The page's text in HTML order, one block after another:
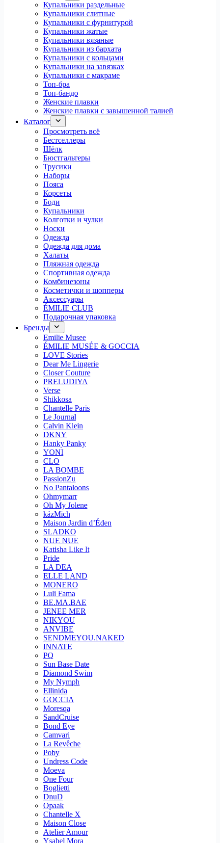
Купальники раздельные
Купальники слитные
Купальники с фурнитурой
Купальники жатые
Купальники вязаные
Купальники из бархата
Купальники с кольцами
Купальники на завязках
Купальники с макраме
Топ-бра
Топ-бандо
Женские плавки
Женские плавки с завышенной талией
Каталог
Просмотреть всё
Бестселлеры
Шёлк
Бюстгальтеры
Трусики
Наборы
Пояса
Корсеты
Боди
Купальники
Колготки и чулки
Носки
Одежда
Одежда для дома
Халаты
Пляжная одежда
Спортивная одежда
Комбинезоны
Косметички и шопперы
Аксессуары
ÉMILIE CLUB
Подарочная упаковка
Бренды
Emilie Musee
ÉMILIE MUSÉE & GOCCIA
LOVE Stories
Dear Me Lingerie
Closer Couture
PRELUDIYA
Verse
Shikkosa
Chantelle Paris
Le Journal
Calvin Klein
DKNY
Hanky Panky
YONI
CLO
LA BOMBE
PassionZu
No Pantaloons
Ohmymarr
Oh My Jolene
kázMich
Maison Jardin d’Éden
SLADKO
NUE NUE
Katisha Like It
Pride
LA DEA
ELLE LAND
MONERO
Luli Fama
BE.MA.BAE
JENEE MER
NIKYOU
ANVIBE
SENDMEYOU.NAKED
INNATE
PQ
Sun Base Date
Diamond Swim
My Nymph
Ellinida
GOCCIA
Moresqa
SandCruise
Bond Eye
Camvari
La Revêche
Poby
Undress Code
Moeva
One Four
Boglietti
DnuD
Opaak
Chantelle X
Maison Close
Atelier Amour
Ysabel Mora